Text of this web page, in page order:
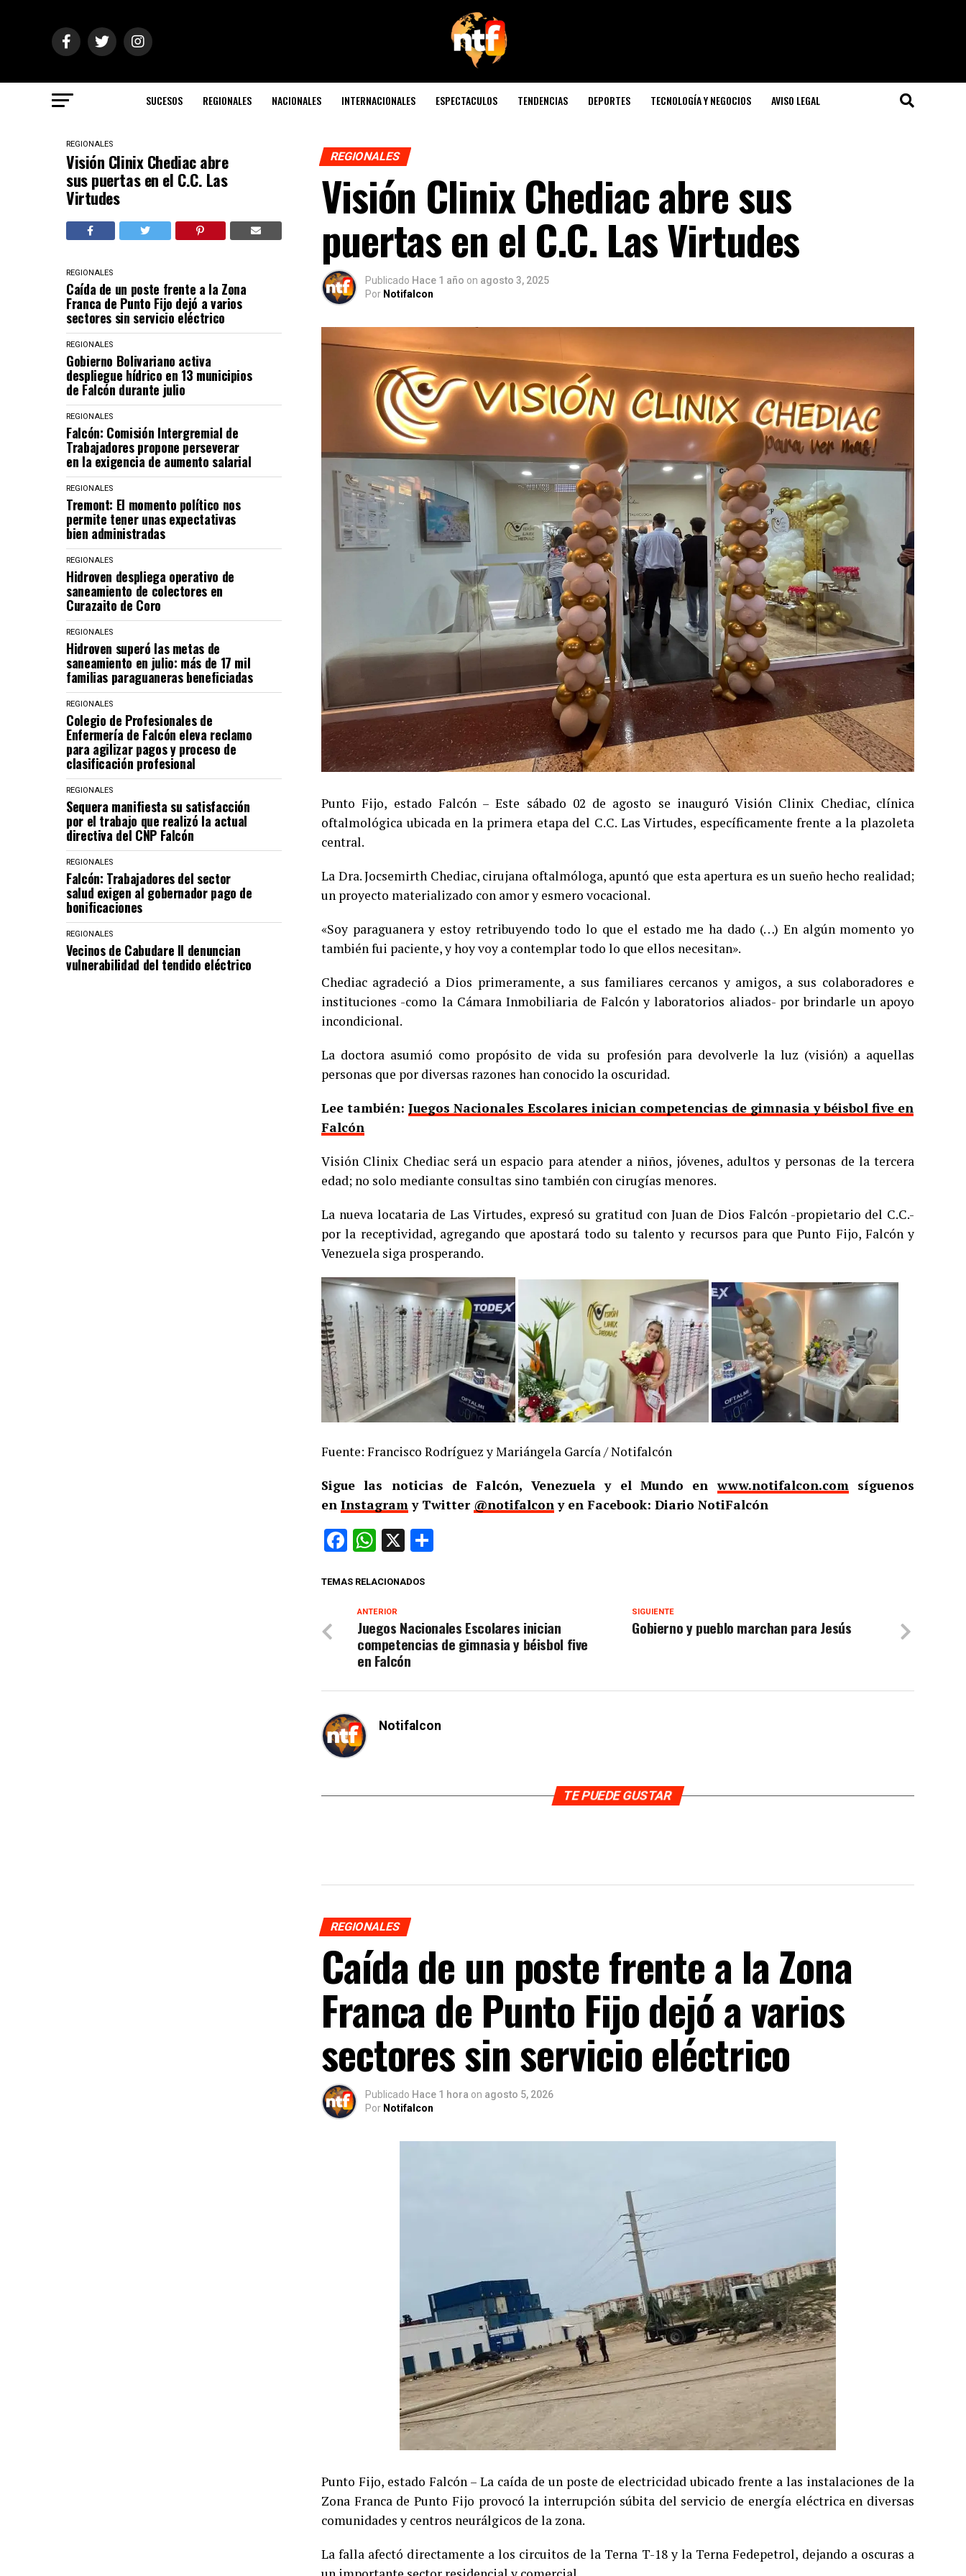
SUCESOS REGIONALES NACIONALES INTERNACIONALES ESPECTACULOS TENDENCIAS DEPORTES TECNOLOGÍA Y NEGOCIOS AVISO LEGAL
REGIONALES
Visión Clinix Chediac abre
sus puertas en el C.C. Las
Virtudes
REGIONALES
Caída de un poste frente a la Zona
Franca de Punto Fijo dejó a varios
sectores sin servicio eléctrico
REGIONALES
Gobierno Bolivariano activa
despliegue hídrico en 13 municipios
de Falcón durante julio
REGIONALES
Falcón: Comisión Intergremial de
Trabajadores propone perseverar
en la exigencia de aumento salarial
REGIONALES
Tremont: El momento político nos
permite tener unas expectativas
bien administradas
REGIONALES
Hidroven despliega operativo de
saneamiento de colectores en
Curazaito de Coro
REGIONALES
Hidroven superó las metas de
saneamiento en julio: más de 17 mil
familias paraguaneras beneficiadas
REGIONALES
Colegio de Profesionales de
Enfermería de Falcón eleva reclamo
para agilizar pagos y proceso de
clasificación profesional
REGIONALES
Sequera manifiesta su satisfacción
por el trabajo que realizó la actual
directiva del CNP Falcón
REGIONALES
Falcón: Trabajadores del sector
salud exigen al gobernador pago de
bonificaciones
REGIONALES
Vecinos de Cabudare II denuncian
vulnerabilidad del tendido eléctrico
REGIONALES
Visión Clinix Chediac abre sus
puertas en el C.C. Las Virtudes
Publicado Hace 1 año on agosto 3, 2025
Por Notifalcon
Punto Fijo, estado Falcón – Este sábado 02 de agosto se inauguró Visión Clinix Chediac, clínica
oftalmológica ubicada en la primera etapa del C.C. Las Virtudes, específicamente frente a la plazoleta
central.
La Dra. Jocsemirth Chediac, cirujana oftalmóloga, apuntó que esta apertura es un sueño hecho realidad;
un proyecto materializado con amor y esmero vocacional.
«Soy paraguanera y estoy retribuyendo todo lo que el estado me ha dado (…) En algún momento yo
también fui paciente, y hoy voy a contemplar todo lo que ellos necesitan».
Chediac agradeció a Dios primeramente, a sus familiares cercanos y amigos, a sus colaboradores e
instituciones -como la Cámara Inmobiliaria de Falcón y laboratorios aliados- por brindarle un apoyo
incondicional.
La doctora asumió como propósito de vida su profesión para devolverle la luz (visión) a aquellas
personas que por diversas razones han conocido la oscuridad.
Lee también: Juegos Nacionales Escolares inician competencias de gimnasia y béisbol five en
Falcón
Visión Clinix Chediac será un espacio para atender a niños, jóvenes, adultos y personas de la tercera
edad; no solo mediante consultas sino también con cirugías menores.
La nueva locataria de Las Virtudes, expresó su gratitud con Juan de Dios Falcón -propietario del C.C.-
por la receptividad, agregando que apostará todo su talento y recursos para que Punto Fijo, Falcón y
Venezuela siga prosperando.
Fuente: Francisco Rodríguez y Mariángela García / Notifalcón
Sigue las noticias de Falcón, Venezuela y el Mundo enwww.notifalcon.comsíguenos
en Instagramy Twitter @notifalcony en Facebook: Diario NotiFalcón
Facebook
WhatsApp
X
TEMAS RELACIONADOS
SIGUIENTE
Gobierno y pueblo marchan para Jesús
ANTERIOR
Juegos Nacionales Escolares inician
competencias de gimnasia y béisbol five
en Falcón
Notifalcon
TE PUEDE GUSTAR
REGIONALES
Caída de un poste frente a la Zona
Franca de Punto Fijo dejó a varios
sectores sin servicio eléctrico
Publicado Hace 1 hora on agosto 5, 2026
Por Notifalcon
Punto Fijo, estado Falcón – La caída de un poste de electricidad ubicado frente a las instalaciones de la
Zona Franca de Punto Fijo provocó la interrupción súbita del servicio de energía eléctrica en diversas
comunidades y centros neurálgicos de la zona.
La falla afectó directamente a los circuitos de la Terna T-18 y la Terna Fedepetrol, dejando a oscuras a